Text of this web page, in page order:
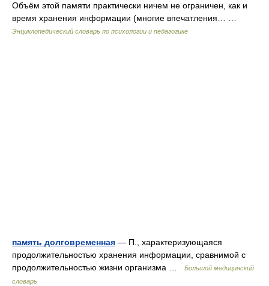
Объём этой памяти практически ничем не ограничен, как и
время хранения информации (многие впечатления… …
Энциклопедический словарь по психологии и педагогике
память долговременная — П., характеризующаяся
продолжительностью хранения информации, сравнимой с
продолжительностью жизни организма …
Большой медицинский
словарь